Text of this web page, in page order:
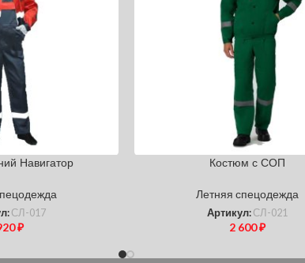
Навигатор
СЛ-017
₽
Костюм с СОП
Летняя спецодежда
Артикул: СЛ-021
2 600₽